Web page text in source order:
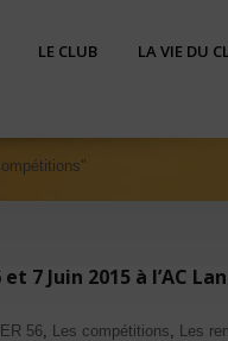
LE CLUB LA VIE DU
7 Juin 2015 à l’AC
56, Les compétitions, Les